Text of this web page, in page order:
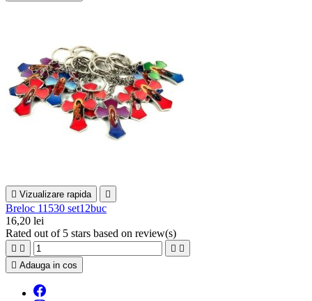
 Vizualizare rapida 
Breloc 11530 set12buc
16,20 lei
Rated out of 5 stars based on review(s)
   
 Adauga in cos